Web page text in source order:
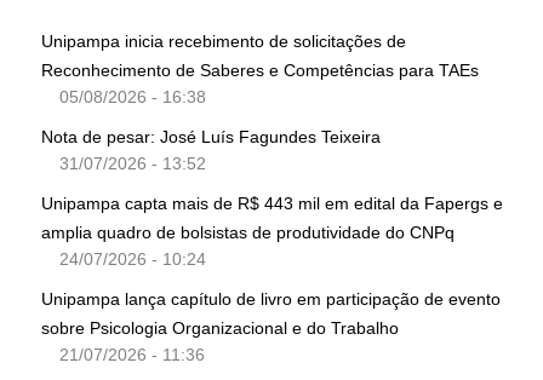
Unipampa inicia recebimento de solicitações de
Reconhecimento de Saberes e Competências para TAEs
05/08/2026 - 16:38
Nota de pesar: José Luís Fagundes Teixeira
31/07/2026 - 13:52
Unipampa capta mais de R$ 443 mil em edital da Fapergs e
amplia quadro de bolsistas de produtividade do CNPq
24/07/2026 - 10:24
Unipampa lança capítulo de livro em participação de evento
sobre Psicologia Organizacional e do Trabalho
21/07/2026 - 11:36